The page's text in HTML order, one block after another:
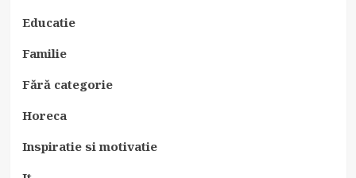
Educatie
Familie
Fără categorie
Horeca
Inspiratie si motivatie